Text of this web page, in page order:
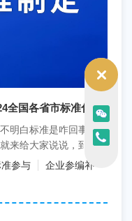
全国各省市标准化补
明白标准是咋回事，参
来给大家说说，到底参
衡量企业质量的尺度...
参与
企业参编补